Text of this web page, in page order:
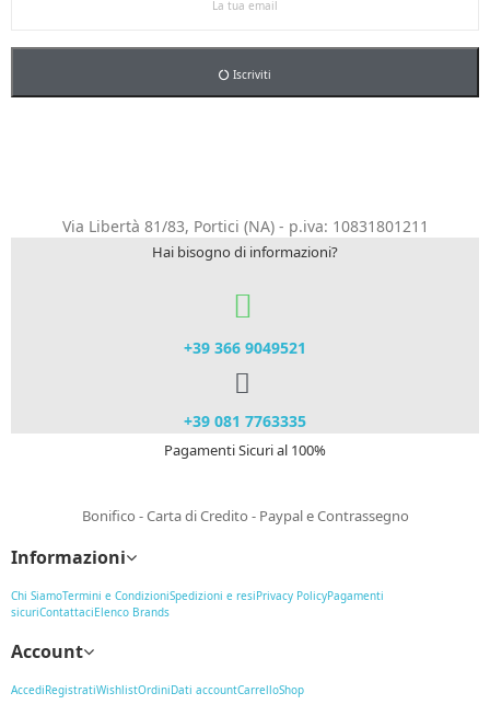
Iscriviti
Via Libertà 81/83, Portici (NA) - p.iva: 10831801211
Hai bisogno di informazioni?
+39 366 9049521​
+39 081 7763335
Pagamenti Sicuri al 100%
Bonifico - Carta di Credito - Paypal e Contrassegno
Informazioni
Chi SiamoTermini e CondizioniSpedizioni e resiPrivacy PolicyPagamenti
sicuriContattaciElenco Brands
Account
AccediRegistratiWishlistOrdiniDati accountCarrelloShop